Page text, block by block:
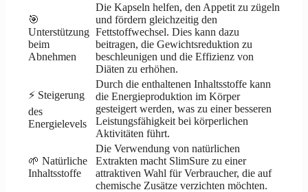
🎯
Unterstützung
beim
Abnehmen
Die Kapseln helfen, den Appetit zu zügeln
und fördern gleichzeitig den
Fettstoffwechsel. Dies kann dazu
beitragen, die Gewichtsreduktion zu
beschleunigen und die Effizienz von
Diäten zu erhöhen.
⚡ Steigerung
des
Energielevels
Durch die enthaltenen Inhaltsstoffe kann
die Energieproduktion im Körper
gesteigert werden, was zu einer besseren
Leistungsfähigkeit bei körperlichen
Aktivitäten führt.
🌱 Natürliche
Inhaltsstoffe
Die Verwendung von natürlichen
Extrakten macht SlimSure zu einer
attraktiven Wahl für Verbraucher, die auf
chemische Zusätze verzichten möchten.